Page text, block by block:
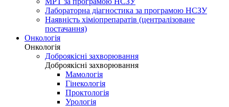
Лабораторна діагностика за програмою НСЗУ
Наявність хіміопрепаратів (централізоване
постачання)
Онкологія
Онкологія
Доброякісні захворювання
Доброякісні захворювання
Мамологія
Гінекологія
Проктологія
Урологія